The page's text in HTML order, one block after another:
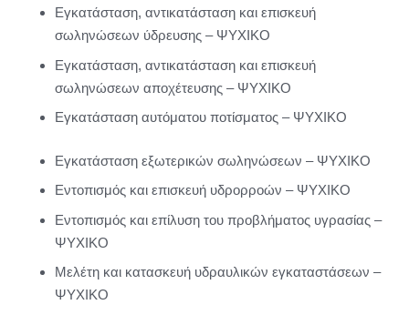
Εγκατάσταση, αντικατάσταση και επισκευή
σωληνώσεων ύδρευσης – ΨΥΧΙΚΟ
Εγκατάσταση, αντικατάσταση και επισκευή
σωληνώσεων αποχέτευσης – ΨΥΧΙΚΟ
Εγκατάσταση αυτόματου ποτίσματος – ΨΥΧΙΚΟ
Εγκατάσταση εξωτερικών σωληνώσεων – ΨΥΧΙΚΟ
Εντοπισμός και επισκευή υδρορροών – ΨΥΧΙΚΟ
Εντοπισμός και επίλυση του προβλήματος υγρασίας –
ΨΥΧΙΚΟ
Μελέτη και κατασκευή υδραυλικών εγκαταστάσεων –
ΨΥΧΙΚΟ